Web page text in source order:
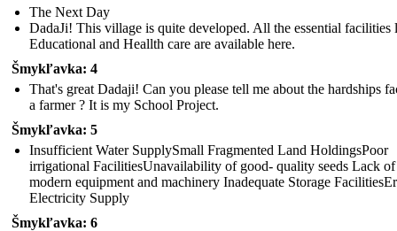
The Next Day
DadaJi! This village is quite developed. All the essential facilities
Educational and Heallth care are available here.
Šmykľavka: 4
That's great Dadaji! Can you please tell me about the hardships
a farmer ? It is my School Project.
Šmykľavka: 5
Insufficient Water SupplySmall Fragmented Land HoldingsPoor
irrigational FacilitiesUnavailability of good- quality seeds Lack of
modern equipment and machinery Inadequate Storage
Electricity Supply
Šmykľavka: 6